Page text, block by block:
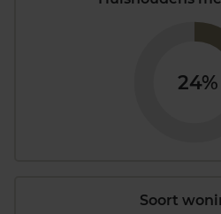
24%
Soort